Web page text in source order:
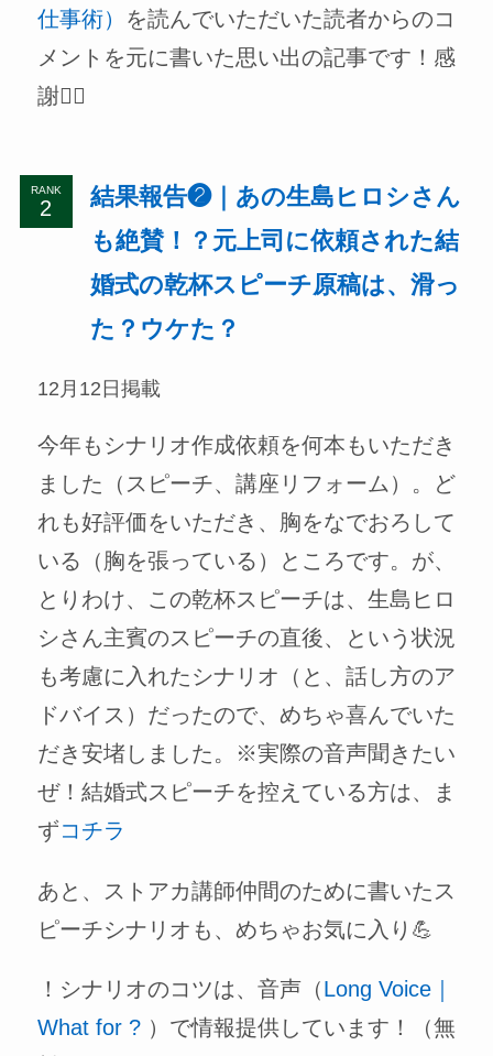
仕事術） を読んでいただいた読者からのコ
メントを元に書いた思い出の記事です！感
謝🙇‍♀
RANK
結果報告❷｜あの生島ヒロシさん
も絶賛！？元上司に依頼された結
婚式の乾杯スピーチ原稿は、滑っ
た？ウケた？
12月12日掲載
今年もシナリオ作成依頼を何本もいただき
ました（スピーチ、講座リフォーム）。ど
れも好評価をいただき、胸をなでおろして
いる（胸を張っている）ところです。が、
とりわけ、この乾杯スピーチは、生島ヒロ
シさん主賓のスピーチの直後、という状況
も考慮に入れたシナリオ（と、話し方のア
ドバイス）だったので、めちゃ喜んでいた
だき安堵しました。※実際の音声聞きたい
ぜ！結婚式スピーチを控えている方は、ま
ずコチラ
あと、ストアカ講師仲間のために書いたス
ピーチシナリオも、めちゃお気に入り💪
！シナリオのコツは、音声（Long Voice｜
What for ? ）で情報提供しています！（無